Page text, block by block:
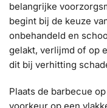
belangrijke
begint bij de keuze
onbehandeld en
gelakt, verlijmd of op
dit bij verhitting
Plaats de barbecue
voorkeur op een